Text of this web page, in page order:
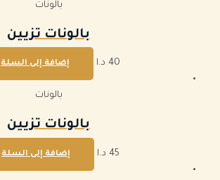
بالونات
بالونات تزيين
40 د.ا إضافة إلى السلة
بالونات
بالونات تزيين
45 د.ا إضافة إلى السلة